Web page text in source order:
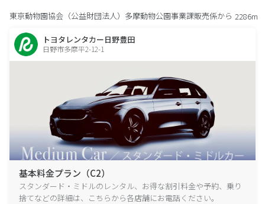
東京動物園協会（公益財団法人）多摩動物公園事業課販売係から 2286m
トヨタレンタカー日野豊田
日野市多摩平2-12-1
基本料金プラン（C2）
スタンダード・ミドルのレンタル、お得な割引料金や予約、乗り
捨てなどの詳細は、こちらから各店舗にお電話ください。